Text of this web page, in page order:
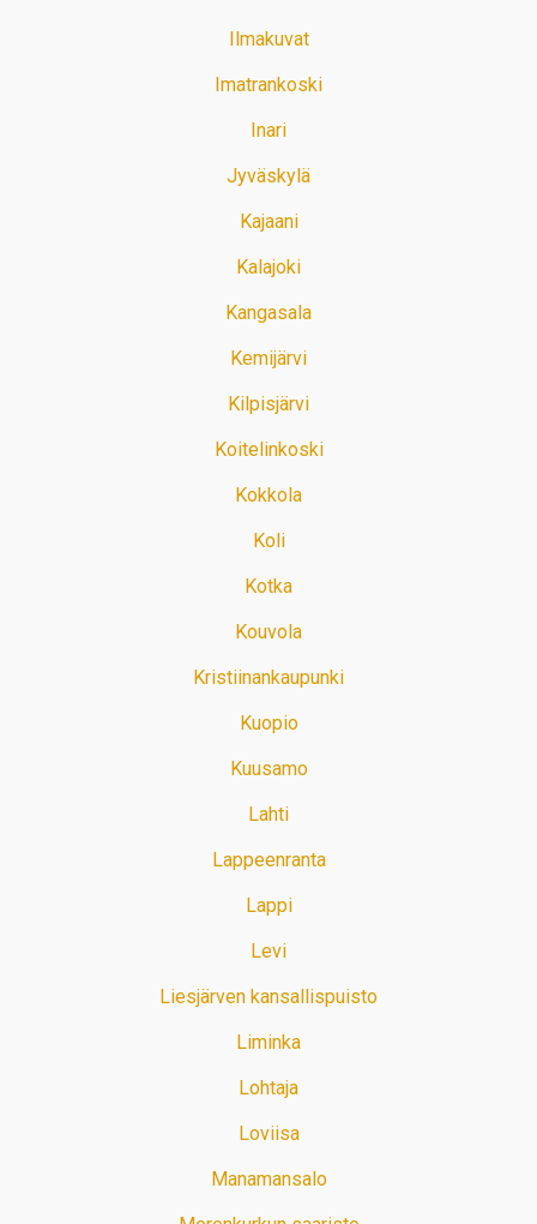
Ilmakuvat
Imatrankoski
Inari
Jyväskylä
Kajaani
Kalajoki
Kangasala
Kemijärvi
Kilpisjärvi
Koitelinkoski
Kokkola
Koli
Kotka
Kouvola
Kristiinankaupunki
Kuopio
Kuusamo
Lahti
Lappeenranta
Lappi
Levi
Liesjärven kansallispuisto
Liminka
Lohtaja
Loviisa
Manamansalo